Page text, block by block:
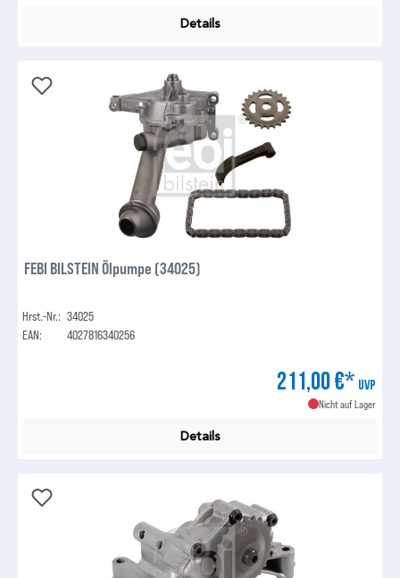
Details
FEBI BILSTEIN Ölpumpe (34025)
Hrst.-Nr.: 34025
EAN:
4027816340256
211,00 €* UVP
Nicht auf Lager
Details